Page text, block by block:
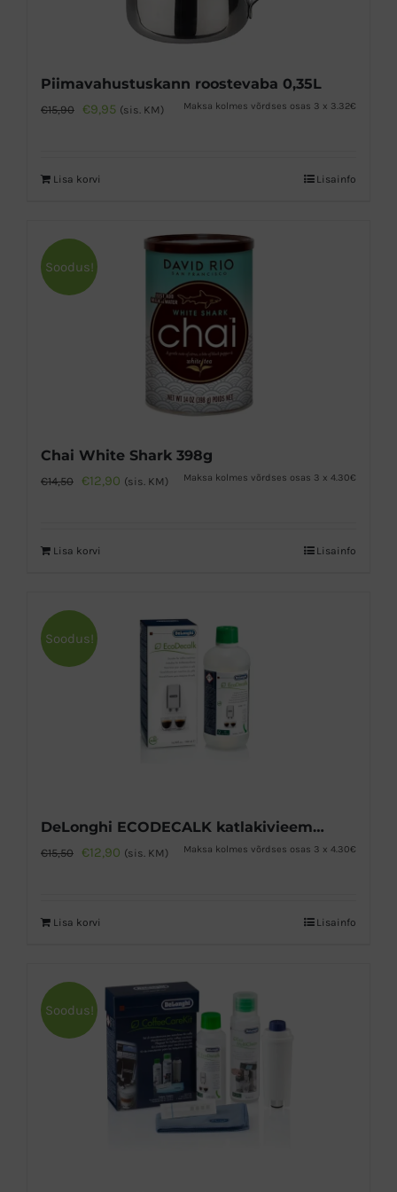
Piimavahustuskann roostevaba 0,35L
€15,90 Algne
€15,90.
€9,95Praegune
(sis. KM) Maksa kolmes võrdses osas 3 x 3.32€
Lisa korvi Lisainfo
Soodus!
Chai White Shark 398g
€14,50 Algne
€14,50.
€12,90 Praegune
(sis. KM) Maksa kolmes võrdses osas 3 x 4.30€
Lisa korvi Lisainfo
Soodus!
DeLonghi ECODECALK katlakivieemaldaja 500ml
€15,50 Algne
€15,50.
€12,90 Praegune
(sis. KM) Maksa kolmes võrdses osas 3 x 4.30€
Lisa korvi Lisainfo
Soodus!